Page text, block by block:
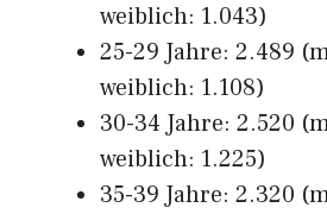
weiblich: 1.043)
25-29 Jahre: 2.489
weiblich: 1.108)
30-34 Jahre: 2.520
weiblich: 1.225)
35-39 Jahre: 2.320